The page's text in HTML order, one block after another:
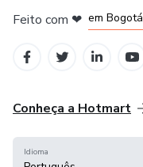
Feito com ❤ em Bogotá
Conheça a Hotmart
Idioma